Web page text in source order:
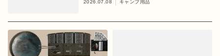
2026.07.08 キャンプ用品